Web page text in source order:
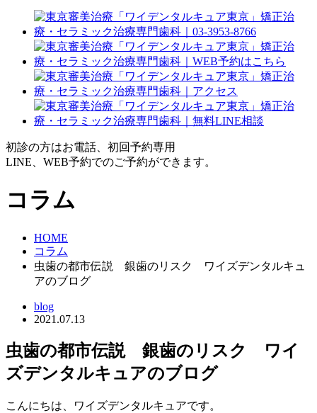
初診の方はお電話、初回予約専用
LINE、WEB予約でのご予約ができます。
コラム
HOME
コラム
虫歯の都市伝説 銀歯のリスク ワイズデンタルキュ
アのブログ
blog
2021.07.13
虫歯の都市伝説 銀歯のリスク ワイ
ズデンタルキュアのブログ
こんにちは、ワイズデンタルキュアです。